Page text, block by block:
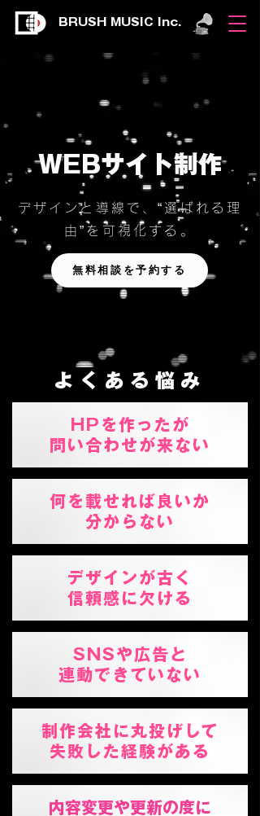
BRUSH MUSIC Inc.
WEBサイト制作
デザインと導線で、“選ばれる理
由”を可視化する。
無料相談を予約する
よくある悩み
HPを作ったが
問い合わせが来ない
何を載せれば良いか
分からない
デザインが古く
信頼感に欠ける
SNSや広告と
連動できていない
制作会社に丸投げして
失敗した経験がある
内容変更や更新の度に